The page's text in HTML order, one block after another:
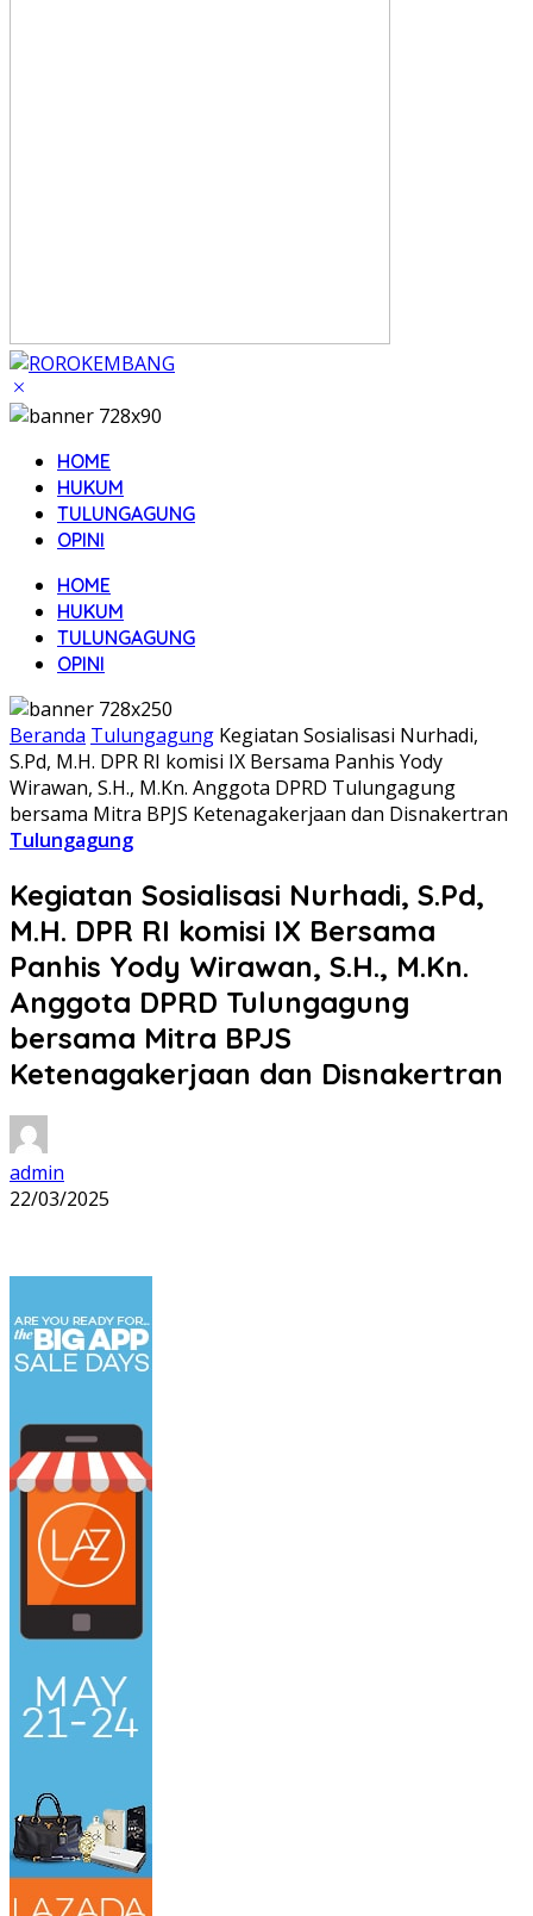
HOME
HUKUM
TULUNGAGUNG
OPINI
HOME
HUKUM
TULUNGAGUNG
OPINI
Beranda Tulungagung Kegiatan Sosialisasi Nurhadi,
S.Pd, M.H. DPR RI komisi IX Bersama Panhis Yody
Wirawan, S.H., M.Kn. Anggota DPRD Tulungagung
bersama Mitra BPJS Ketenagakerjaan dan Disnakertran
Tulungagung
Kegiatan Sosialisasi Nurhadi, S.Pd,
M.H. DPR RI komisi IX Bersama
Panhis Yody Wirawan, S.H., M.Kn.
Anggota DPRD Tulungagung
bersama Mitra BPJS
Ketenagakerjaan dan Disnakertran
admin
22/03/2025